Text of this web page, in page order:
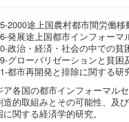
2000途上国農村都市間労働
発展途上国都市インフォー
政治・経済・社会の中での貧
グローバリゼーションと貧
都市再開発と排除に関する研
ア各国の都市インフォーマル
造的取組みとその可能性、及
関する経済学的研究。